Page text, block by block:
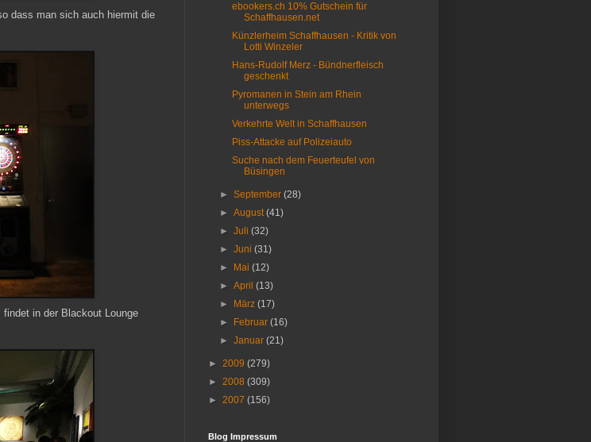
dass man sich auch hiermit die
in der Blackout Lounge
ebookers.ch 10% Gutschein für
Schaffhausen.net
Künzlerheim Schaffhausen - Kritik von
Lotti Winzeler
Hans-Rudolf Merz - Bündnerfleisch
geschenkt
Pyromanen in Stein am Rhein
unterwegs
Verkehrte Welt in Schaffhausen
Piss-Attacke auf Polizeiauto
Suche nach dem Feuerteufel von
Büsingen
►September(28)
►August(41)
►Juli(32)
►Juni(31)
►
Mai(12)
►April(13)
►
März(17)
►
Februar(16)
►Januar(21)
► 2009 (279)
► 2008 (309)
► 2007 (156)
Blog Impressum